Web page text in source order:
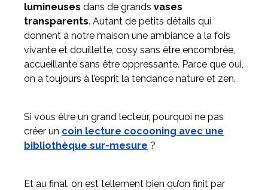
lumineuses dans de grands vases
transparents. Autant de petits détails qui
donnent à notre maison une ambiance à la fois
vivante et douillette, cosy sans être encombrée,
accueillante sans être oppressante. Parce que oui,
on a toujours à l’esprit la tendance nature et zen.
Si vous être un grand lecteur, pourquoi ne pas
créer un coin lecture cocooning avec une
bibliothèque sur-mesure ?
Et au final, on est tellement bien qu’on finit par